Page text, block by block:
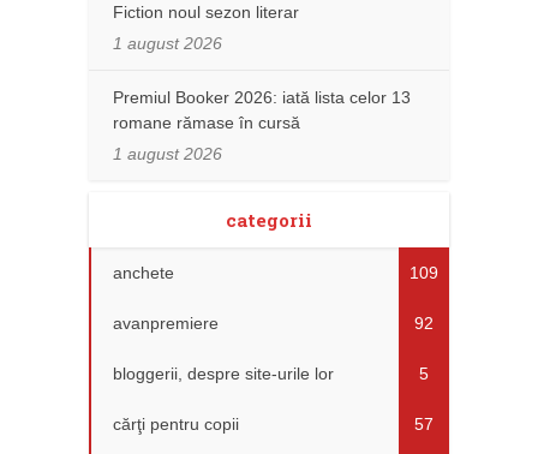
Fiction noul sezon literar
1 august 2026
Premiul Booker 2026: iată lista celor 13
romane rămase în cursă
1 august 2026
categorii
anchete 109
avanpremiere 92
bloggerii, despre site-urile lor 5
cărţi pentru copii 57